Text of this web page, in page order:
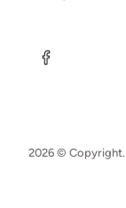
2026 © Copyright.